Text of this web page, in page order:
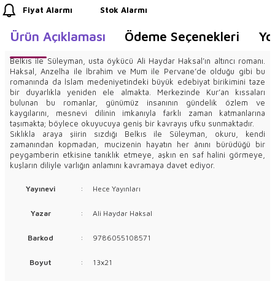
Fiyat Alarmı Stok Alarmı
Ürün Açıklaması Ödeme Seçenekleri
Belkıs ile Süleyman, usta öykücü Ali Haydar Haksal’ın altıncı romanı.
Haksal, Anzelha ile İbrahim ve Mum ile Pervane’de olduğu gibi bu
romanında da İslam medeniyetindeki büyük edebiyat birikimini taze
bir duyarlıkla yeniden ele almakta. Merkezinde Kur’an kıssaları
bulunan bu romanlar, günümüz insanının gündelik özlem ve
kaygılarını, mesnevi dilinin imkanıyla farklı zaman katmanlarına
taşımakta; böylece okuyucuya geniş bir kavrayış ufku sunmaktadır.
Sıklıkla araya şiirin sızdığı Belkıs ile Süleyman, okuru, kendi
zamanından kopmadan, mucizenin hayatın her ânını bürüdüğü bir
peygamberin etkisine tanıklık etmeye, aşkın en saf halini görmeye,
kuşların diliyle varlığın anlamını kavramaya davet ediyor.
Yayınevi : Hece Yayınları
Yazar : Ali Haydar Haksal
Barkod : 9786055108571
Boyut : 13x21